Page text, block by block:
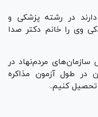
در رشته پزشکی و
وی را خانم دکتر صدا
مردم‌نهاد در
در طول آزمون مذاکره
تحصیل کنیم.